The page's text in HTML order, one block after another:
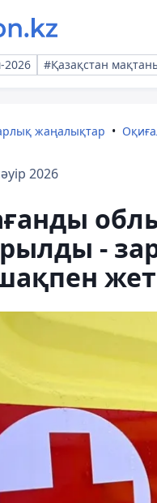
2026 #Қазақстан
жаңалықтар
2026
-